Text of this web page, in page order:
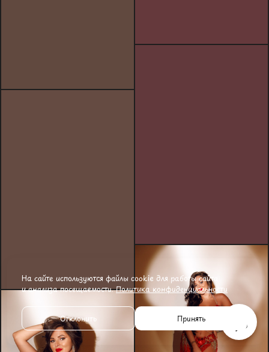
На сайте используются файлы cookie для работы сайта
и анализа посещаемости.Политика конфиденциальности
Отклонить Принять